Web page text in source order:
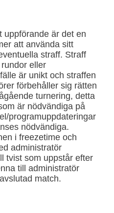
uppförande är det en
att använda sitt
straff. Straff
eller
är unikt och straffen
förbehåller sig rätten
turnering, detta
är nödvändiga på
programuppdateringar
nödvändiga.
i freezetime och
administratör
tvist som uppstår efter
till administratör
match.